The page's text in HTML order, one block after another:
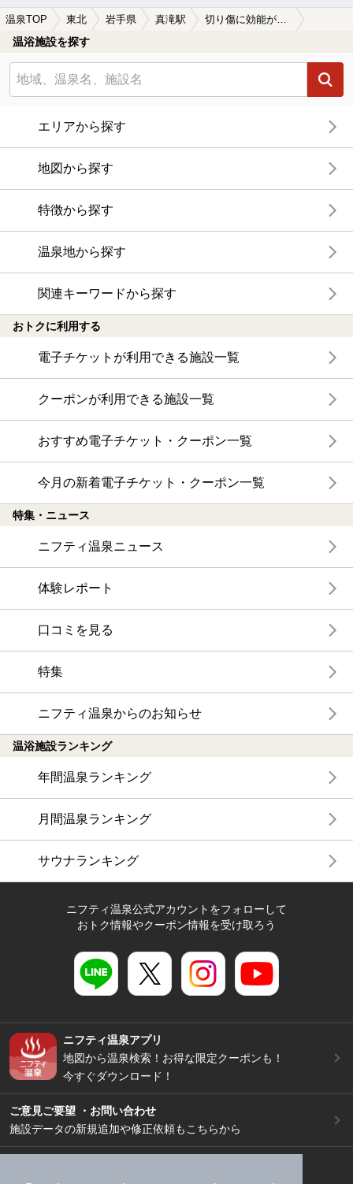
温泉TOP 東北 岩手県 真滝駅 切り傷に効能がある真滝駅近くの温泉、日帰り温泉、スーパー銭湯おすすめ
温浴施設を探す
エリアから探す
地図から探す
特徴から探す
温泉地から探す
関連キーワードから探す
おトクに利用する
電子チケットが利用できる施設一覧
クーポンが利用できる施設一覧
おすすめ電子チケット・クーポン一覧
今月の新着電子チケット・クーポン一覧
特集・ニュース
ニフティ温泉ニュース
体験レポート
口コミを見る
特集
ニフティ温泉からのお知らせ
温浴施設ランキング
年間温泉ランキング
月間温泉ランキング
サウナランキング
ニフティ温泉公式アカウントをフォローして
おトク情報やクーポン情報を受け取ろう
ニフティ温泉アプリ
地図から温泉検索！お得な限定クーポンも！
今すぐダウンロード！
ご意見ご要望 ・お問い合わせ
施設データの新規追加や修正依頼もこちらから